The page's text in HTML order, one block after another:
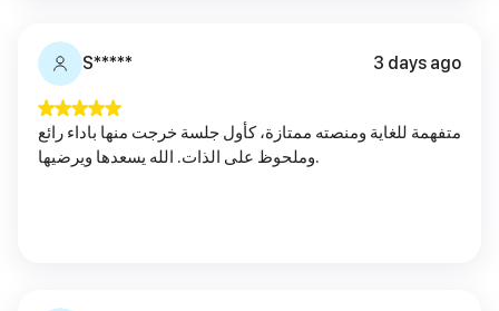
S***** 3 days ago
متفهمة للغاية ومنصته ممتازة، كأول جلسة خرجت منها باداء رائع
وملحوظ على الذات. الله يسعدها ويرضيها.